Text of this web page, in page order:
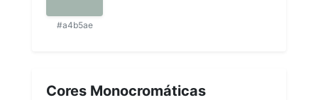
#a4b5ae
Cores Monocromáticas